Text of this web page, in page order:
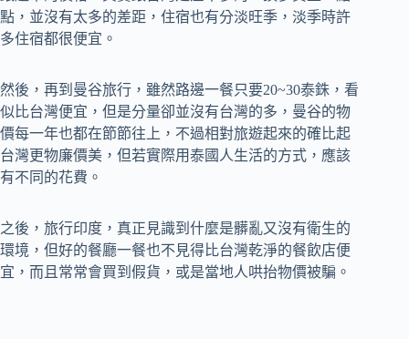
點，並沒有太多的差距，住宿也有分淡旺季，淡季時許
多住宿都很便宜。
然後，再到曼谷旅行，雖然路邊一餐只要20~30泰銖，看
似比台灣便宜，但是分量卻並沒有台灣的多，曼谷的物
價每一年也都在節節往上，不過相對旅遊起來的確比起
台灣更物廉價美，但若實際用泰國人生活的方式，應該
有不同的花費。
之後，旅行印度，真正見識到什麼是髒亂又沒有衛生的
環境，但好的餐廳一餐也不見得比台灣乾淨的餐飲店便
宜，而且常常會買到假貨，或是當地人哄抬物價被騙。